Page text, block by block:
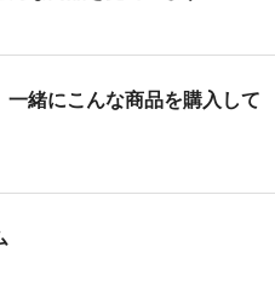
緒にこんな商品を購入して